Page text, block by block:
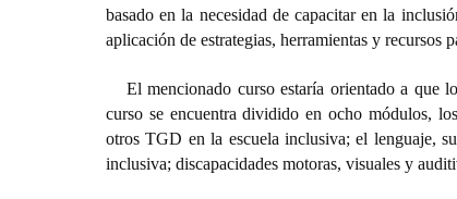
basado en la necesidad de capacitar en la
aplicación de estrategias, herramientas y recursos
El mencionado curso estaría orientado a que
curso se encuentra dividido en ocho módulos,
otros TGD en la escuela inclusiva; el lenguaje,
inclusiva; discapacidades motoras, visuales y